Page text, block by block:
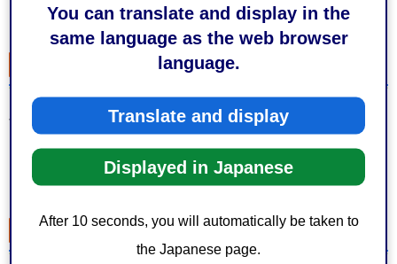
You can translate and display in the
same language as the web browser
language.
Translate and display
Displayed in Japanese
After 10 seconds, you will automatically be taken to
the Japanese page.
電話054-285-8111、FAX283-2605
長田健康相談窓口
長田支所内
〒421-0132駿河区上川原13番1号オーク長田1階
電話054-259-5112、FAX259-5113
大里健康相談窓口